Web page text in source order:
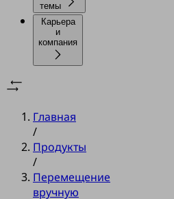
темы
Карьера
и
компания
Главная
/
Продукты
/
Перемещение
вручную